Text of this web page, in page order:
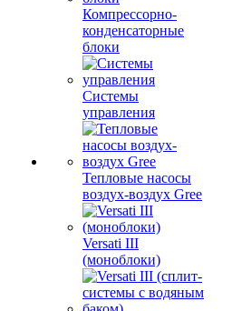
Компрессорно-
конденсаторные
блоки
Системы
управления
Тепловые насосы
воздух-воздух Gree
Versati III
(моноблоки)